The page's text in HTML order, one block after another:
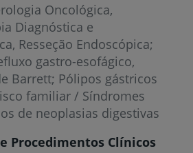
Oncológica,
Diagnóstica e
Resseção Endoscópica;
gastro-esofágico,
Barrett; Pólipos gástricos
familiar / Síndromes
de neoplasias digestivas
Procedimentos Clínicos